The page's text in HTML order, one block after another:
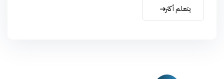
يتعلم أكثر